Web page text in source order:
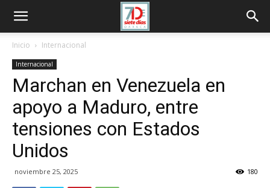
Inicio Internacional
Internacional
Marchan en Venezuela en
apoyo a Maduro, entre
tensiones con Estados
Unidos
noviembre 25, 2025 180